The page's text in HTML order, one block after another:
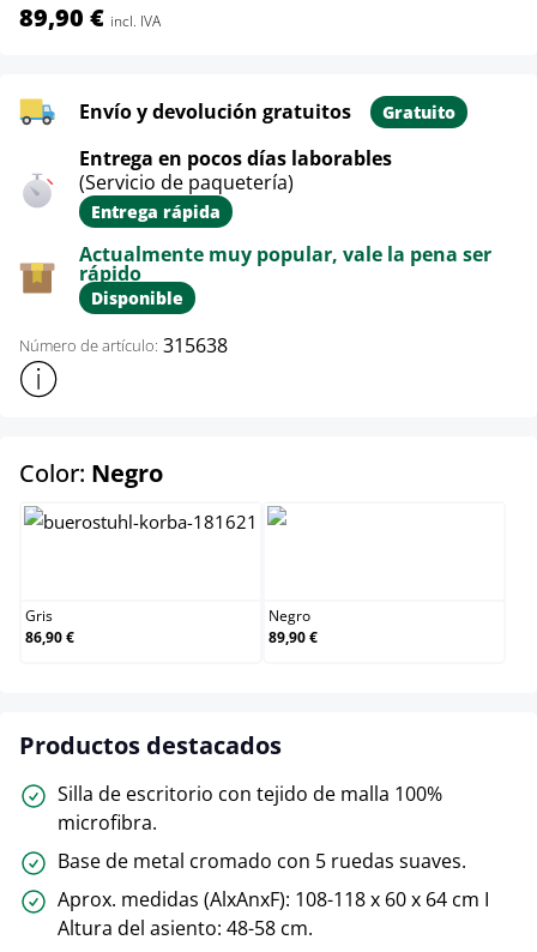
89,90 € incl. IVA
Envío y devolución gratuitos Gratuito
Entrega en pocos días laborables
(Servicio de paquetería)
Entrega rápida
Actualmente muy popular, vale la pena ser
rápido
Disponible
Número de artículo: 315638
Mostrar más información sobre el producto
Color: Negroselect
Gris
86,90 €
Negro
89,90 €
Productos destacados
Silla de escritorio con tejido de malla 100%
microfibra.
Base de metal cromado con 5 ruedas suaves.
Aprox. medidas (AlxAnxF): 108-118 x 60 x 64 cm I
Altura del asiento: 48-58 cm.